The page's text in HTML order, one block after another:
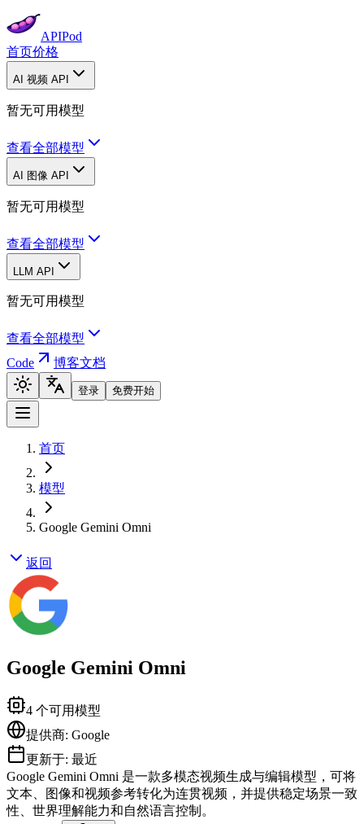
APIPod
首页价格
AI 视频 API
暂无可用模型
查看全部模型
AI 图像 API
暂无可用模型
查看全部模型
LLM API
暂无可用模型
查看全部模型
Code
博客文档
登录 免费开始
首页
模型
Google Gemini Omni
返回
Google Gemini Omni
4 个可用模型
提供商: Google
更新于: 最近
Google Gemini Omni 是一款多模态视频生成与编辑模型，可将
文本、图像和视频参考转化为连贯视频，并提供稳定场景一致
性、世界理解能力和自然语言控制。